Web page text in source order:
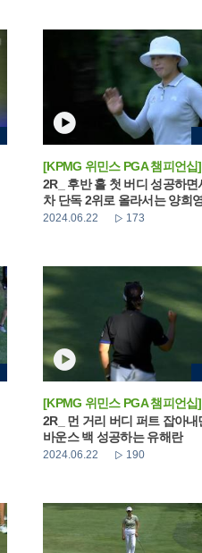
[KPMG 위민스 PGA 챔피언십]
2R_ 후반 홀 첫 버디 성공하면
차 단독 2위로 올라서는 양희
2024.06.22 173
[KPMG 위민스 PGA 챔피언십]
2R_ 먼 거리 버디 퍼트 잡아내
바운스 백 성공하는 유해란
2024.06.22 190